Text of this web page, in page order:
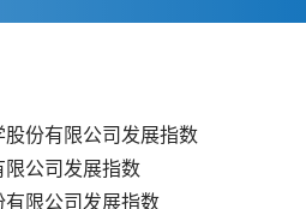
份有限公司发展指数
公司发展指数
限公司发展指数